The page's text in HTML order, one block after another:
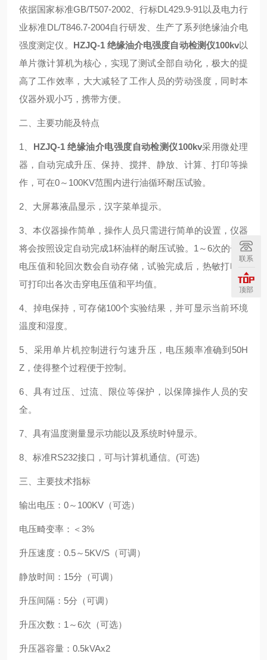
依据国家标准GB/T507-2002、行标DL429.9-91以及电力行
业标准DL/T846.7-2004自行研发、生产了系列绝缘油介电
强度测定仪。 HZJQ-1 绝缘油介电强度自动检测仪100kv以
单片微计算机为核心，实现了测试全部自动化，极大的提
高了工作效率，大大减轻了工作人员的劳动强度，同时本
仪器外观小巧，携带方便。
二、主要功能及特点
1、 HZJQ-1 绝缘油介电强度自动检测仪100kv采用微处理
器，自动完成升压、保持、搅拌、静放、计算、打印等操
作，可在0～100KV范围内进行油循环耐压试验。
2、大屏幕液晶显示，汉字菜单提示。
3、本仪器操作简单，操作人员只需进行简单的设置，仪器
将会按照设定自动完成1杯油样的耐压试验。1～6次的击穿
电压值和轮回次数会自动存储，试验完成后，热敏打印机
可打印出各次击穿电压值和平均值。
4、掉电保持，可存储100个实验结果，并可显示当前环境
温度和湿度。
5、采用单片机控制进行匀速升压，电压频率准确到50H
Z，使得整个过程便于控制。
6、具有过压、过流、限位等保护，以保障操作人员的安
全。
7、具有温度测量显示功能以及系统时钟显示。
8、标准RS232接口，可与计算机通信。(可选)
三、主要技术指标
输出电压：0～100KV（可选）
电压畸变率：＜3%
升压速度：0.5～5KV/S（可调）
静放时间：15分（可调）
升压间隔：5分（可调）
升压次数：1～6次（可选）
升压器容量：0.5kVAx2
联系
顶部